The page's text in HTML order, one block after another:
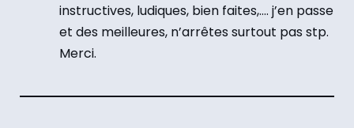
instructives, ludiques, bien faites,…. j’en passe
et des meilleures, n’arrêtes surtout pas stp.
Merci.